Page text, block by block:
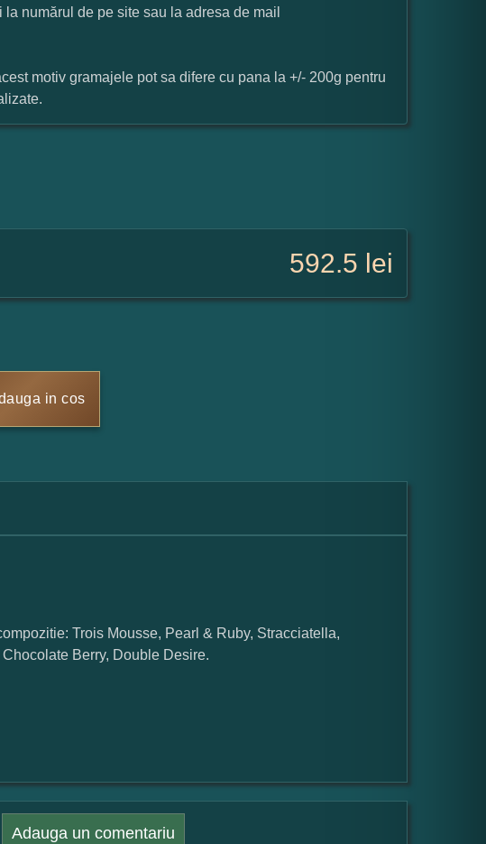
numărul de pe site sau la adresa de mail
motiv gramajele pot sa difere cu pana la +/- 200g pentru
592.5 lei
in cos
Trois Mousse, Pearl & Ruby, Stracciatella,
Berry, Double Desire.
Adauga un comentariu